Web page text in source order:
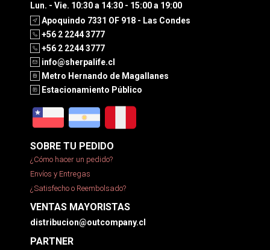
Lun. - Vie. 10:30 a 14:30 - 15:00 a 19:00
Apoquindo 7331 OF 918 - Las Condes
+56 2 2244 3777
+56 2 2244 3777
info@sherpalife.cl
Metro Hernando de Magallanes
Estacionamiento Público
SOBRE TU PEDIDO
¿Cómo hacer un pedido?
Envíos y Entregas
¿Satisfecho o Reembolsado?
VENTAS MAYORISTAS
distribucion@outcompany.cl
PARTNER